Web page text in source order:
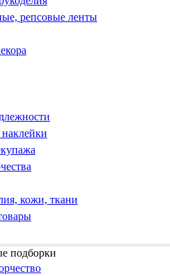
репсовые ленты
кожи, ткани
подборки